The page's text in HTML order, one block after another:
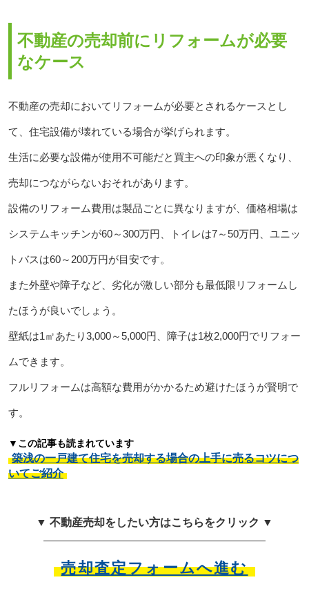
不動産の売却前にリフォームが必要
なケース
不動産の売却においてリフォームが必要とされるケースとし
て、住宅設備が壊れている場合が挙げられます。
生活に必要な設備が使用不可能だと買主への印象が悪くなり、
売却につながらないおそれがあります。
設備のリフォーム費用は製品ごとに異なりますが、価格相場は
システムキッチンが60～300万円、トイレは7～50万円、ユニッ
トバスは60～200万円が目安です。
また外壁や障子など、劣化が激しい部分も最低限リフォームし
たほうが良いでしょう。
壁紙は1㎡あたり3,000～5,000円、障子は1枚2,000円でリフォー
ムできます。
フルリフォームは高額な費用がかかるため避けたほうが賢明で
す。
▼この記事も読まれています
築浅の一戸建て住宅を売却する場合の上手に売るコツにつ
いてご紹介
▼ 不動産売却をしたい方はこちらをクリック ▼
売却査定フォームへ進む